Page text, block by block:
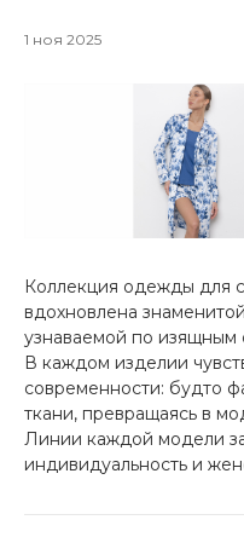
1 ноя 2025
Коллекция одежды для
вдохновлена
узнаваемой по
В каждом изделии
современности: будто
ткани, превращаясь в
Линии каждой модели
индивидуальность и